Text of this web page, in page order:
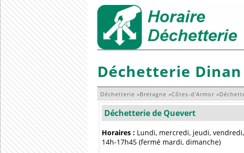
Déchetterie Dinan
Déchetterie »Bretagne »Côtes-d'Armor »
Déchetterie de Quevert
Horaires : Lundi, mercredi, jeudi,
14h-17h45 (fermé mardi, dimanche)